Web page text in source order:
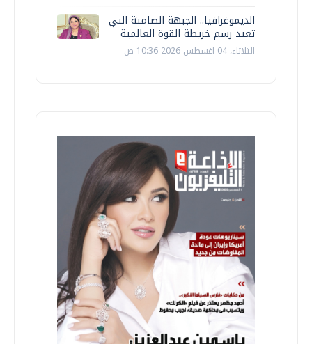
الديموغرافيا.. الجبهة الصامتة التي
تعيد رسم خريطة القوة العالمية
الثلاثاء، 04 اغسطس 2026 10:36 ص